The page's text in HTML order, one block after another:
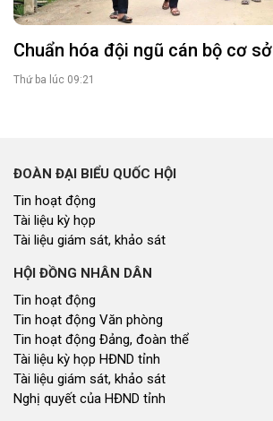
Chuẩn hóa đội ngũ cán bộ cơ sở
Thứ ba lúc 09:21
ĐOÀN ĐẠI BIỂU QUỐC HỘI
Tin hoạt động
Tài liệu kỳ họp
Tài liệu giám sát, khảo sát
HỘI ĐỒNG NHÂN DÂN
Tin hoạt động
Tin hoạt động Văn phòng
Tin hoạt động Đảng, đoàn thể
Tài liệu kỳ họp HĐND tỉnh
Tài liệu giám sát, khảo sát
Nghị quyết của HĐND tỉnh